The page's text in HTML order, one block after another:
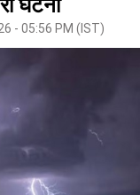
घटना
- 05:56 PM (IST)